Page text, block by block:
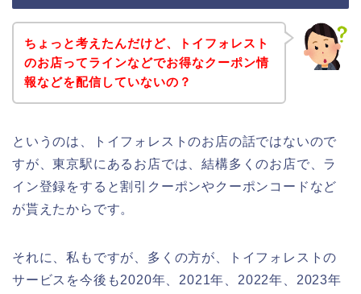
ちょっと考えたんだけど、トイフォレスト
のお店ってラインなどでお得なクーポン情
報などを配信していないの？
というのは、トイフォレストのお店の話ではないので
すが、東京駅にあるお店では、結構多くのお店で、ラ
イン登録をすると割引クーポンやクーポンコードなど
が貰えたからです。
それに、私もですが、多くの方が、トイフォレストの
サービスを今後も2020年、2021年、2022年、2023年